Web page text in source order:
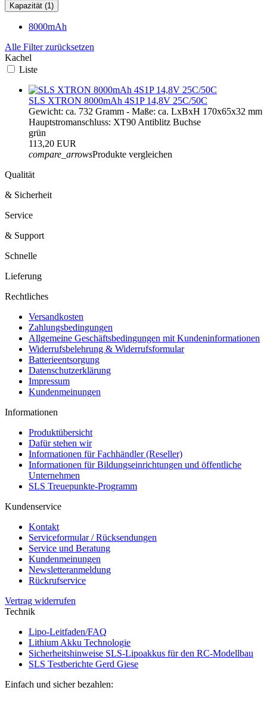
Kapazität (1)
8000mAh
Alle Filter zurücksetzen
Kachel
Liste
SLS XTRON 8000mAh 4S1P 14,8V 25C/50C
Gewicht: ca. 732 Gramm - Maße: ca. LxBxH 170x65x32 mm
Hauptstromanschluss: XT90 Antiblitz Buchse
grün
113,20 EUR
compare_arrowsProdukte vergleichen
Qualität
& Sicherheit
Service
& Support
Schnelle
Lieferung
Rechtliches
Versandkosten
Zahlungsbedingungen
Allgemeine Geschäftsbedingungen mit Kundeninformationen
Widerrufsbelehrung & Widerrufsformular
Batterieentsorgung
Datenschutzerklärung
Impressum
Kundenmeinungen
Informationen
Produktübersicht
Dafür stehen wir
Informationen für Fachhändler (Reseller)
Informationen für Bildungseinrichtungen und öffentliche
Unternehmen
SLS Treuepunkte-Programm
Kundenservice
Kontakt
Serviceformular / Rücksendungen
Service und Beratung
Kundenmeinungen
Newsletteranmeldung
Rückrufservice
Vertrag widerrufen
Technik
Lipo-Leitfaden/FAQ
Lithium Akku Technologie
Sicherheitshinweise SLS-Lipoakkus für den RC-Modellbau
SLS Testberichte Gerd Giese
Einfach und sicher bezahlen: